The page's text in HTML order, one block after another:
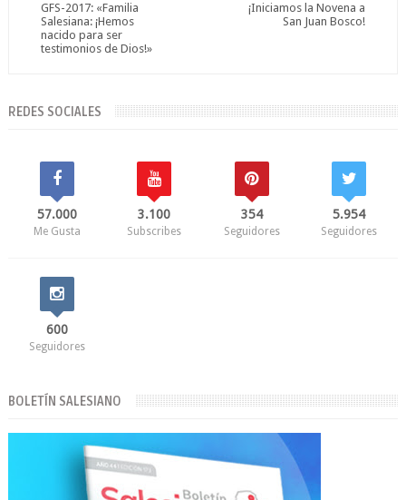
¡Iniciamos la Novena a
San Juan Bosco!
GFS-2017: «Familia
Salesiana: ¡Hemos
nacido para ser
testimonios de Dios!»
REDES SOCIALES
57.000
Me Gusta
3.100
Subscribes
354
Seguidores
5.954
Seguidores
600
Seguidores
BOLETÍN SALESIANO